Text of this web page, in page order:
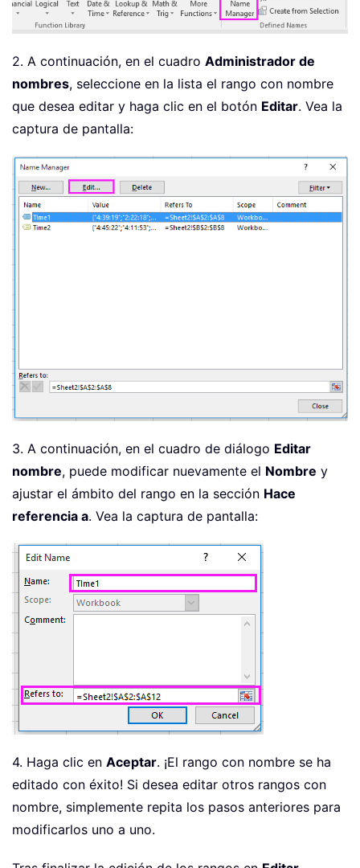
2. A continuación, en el cuadro Administrador de
nombres, seleccione en la lista el rango con nombre
que desea editar y haga clic en el botón Editar. Vea la
captura de pantalla:
3. A continuación, en el cuadro de diálogo Editar
nombre, puede modificar nuevamente el Nombre y
ajustar el ámbito del rango en la sección Hace
referencia a. Vea la captura de pantalla:
4. Haga clic en Aceptar. ¡El rango con nombre se ha
editado con éxito! Si desea editar otros rangos con
nombre, simplemente repita los pasos anteriores para
modificarlos uno a uno.